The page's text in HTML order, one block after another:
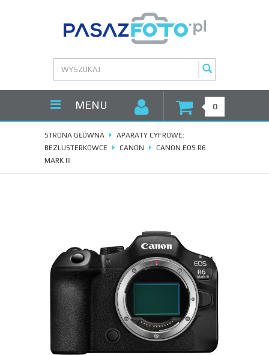
MENU 0
STRONA GŁÓWNA
APARATY CYFROWE:
BEZLUSTERKOWCE
CANON
CANON EOS R6
MARK III